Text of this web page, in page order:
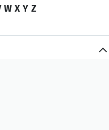
W X Y Z